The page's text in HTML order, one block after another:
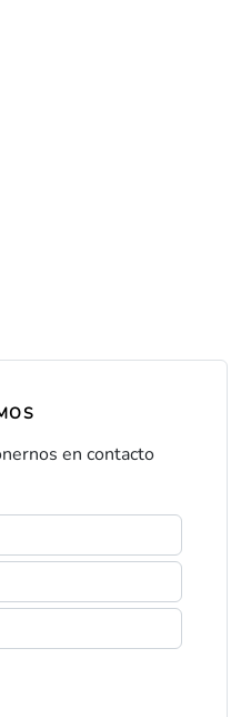
en contacto